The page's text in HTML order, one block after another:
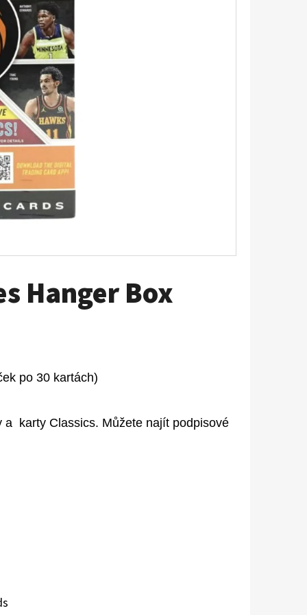
Hanger Box
po 30 kartách)
a karty Classics. Můžete najít podpisové
- PITCH BLACK